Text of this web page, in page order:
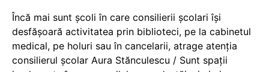
Încă mai sunt școli în care consilierii școlari își
desfășoară activitatea prin biblioteci, pe la cabinetul
medical, pe holuri sau în cancelarii, atrage atenția
consilierul școlar Aura Stănculescu / Sunt spații